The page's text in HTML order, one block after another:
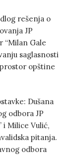
rešenja o
JP
“Milan Gale
saglasnosti
opštine
Dušana
odbora JP
i Milice Vulić,
pitanja.
odbora